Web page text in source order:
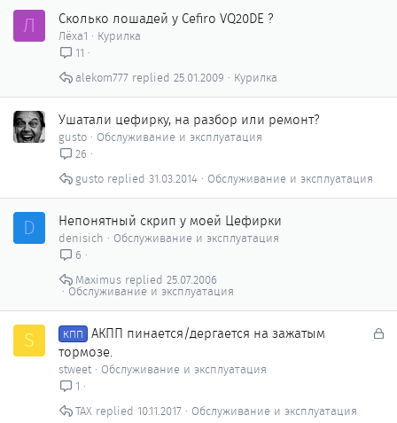
Л Сколько лошадей у Cefiro VQ20DE ?
Лёха1
Курилка
11
Курилка
25.01.2009
alekom777
Ушатали цефирку, на разбор или ремонт?
gusto
Обслуживание и эксплуатация
26
Обслуживание и эксплуатация
31.03.2014
gusto
D Непонятный скрип у моей Цефирки
denisich
Обслуживание и эксплуатация
6
Обслуживание и эксплуатация
25.07.2006
Maximus
S
З
КПП
АКПП пинается/дергается на зажатым
тормозе.
stweet
Обслуживание и эксплуатация
1
Обслуживание и эксплуатация
10.11.2017
ТАХ